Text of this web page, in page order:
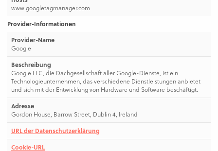
www.googletagmanager.com
Provider-Informationen
Provider-Name
Google
Beschreibung
Google LLC, die Dachgesellschaft aller Google-Dienste, ist ein
Technologieunternehmen, das verschiedene Dienstleistungen anbietet
und sich mit der Entwicklung von Hardware und Software beschäftigt.
Adresse
Gordon House, Barrow Street, Dublin 4, Ireland
URL der Datenschutzerklärung
Cookie-URL